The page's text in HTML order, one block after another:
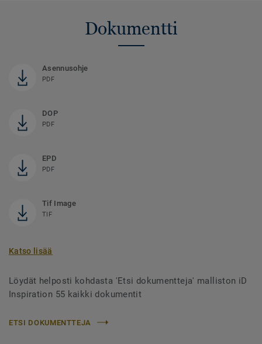
Dokumentti
Asennusohje
PDF
DOP
PDF
EPD
PDF
Tif Image
TIF
Katso lisää
Löydät helposti kohdasta 'Etsi dokumentteja' malliston iD
Inspiration 55 kaikki dokumentit
ETSI DOKUMENTTEJA